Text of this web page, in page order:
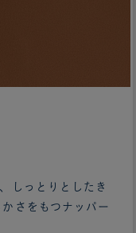
しっとりとしたき
さをもつナッパー